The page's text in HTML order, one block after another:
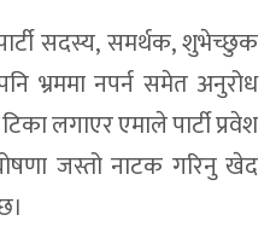
सदस्य, समर्थक, शुभेच्छुक
भ्रममा नपर्न समेत अनुरोध
लगाएर एमाले पार्टी प्रवेश
जस्तो नाटक गरिनु खेद